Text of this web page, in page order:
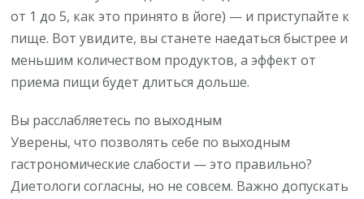
от 1 до 5, как это принято в йоге) — и приступайте к
пище. Вот увидите, вы станете наедаться быстрее и
меньшим количеством продуктов, а эффект от
приема пищи будет длиться дольше.
Вы расслабляетесь по выходным
Уверены, что позволять себе по выходным
гастрономические слабости — это правильно?
Диетологи согласны, но не совсем. Важно допускать